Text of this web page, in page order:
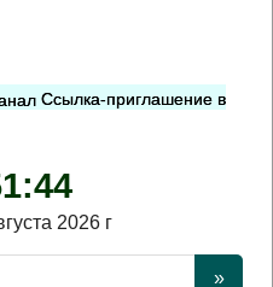
Ссылка-приглашение в
2026 г